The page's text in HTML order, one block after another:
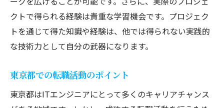
クトで得られる経験は貴重な学習機会です。プロジェク
トを通じて得た知識や経験は、他では得られない実践的
な技術力として自分の武器になります。
東京都での転職活動のポイント
東京都はITエンジニアにとって多くのキャリアチャンス